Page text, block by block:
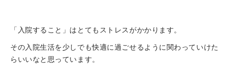
「入院すること」はとてもストレスがかかります。
その入院生活を少しでも快適に過ごせるように関わっていけた
らいいなと思っています。